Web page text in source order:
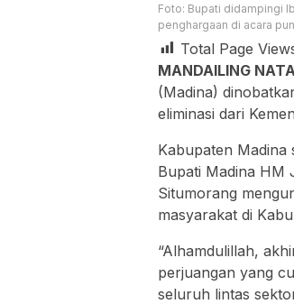
Foto: Bupati didampingi
penghargaan di acara
Total Page
MANDAILING
(Madina)
eliminasi dari
Kabupaten Madina
Bupati Madina HM
Situmorang
masyarakat di
“Alhamdulillah,
perjuangan yang
seluruh lintas